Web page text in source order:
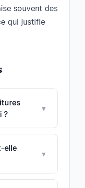
souvent des
qui justifie
?
▾
elle
▾